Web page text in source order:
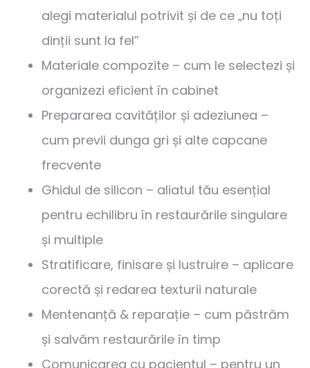
alegi materialul potrivit și de ce „nu toți
dinții sunt la fel”
Materiale compozite – cum le selectezi și
organizezi eficient în cabinet
Prepararea cavităților și adeziunea –
cum previi dunga gri și alte capcane
frecvente
Ghidul de silicon – aliatul tău esențial
pentru echilibru în restaurările singulare
și multiple
Stratificare, finisare și lustruire – aplicare
corectă și redarea texturii naturale
Mentenanță & reparație – cum păstrăm
și salvăm restaurările în timp
Comunicarea cu pacientul – pentru un